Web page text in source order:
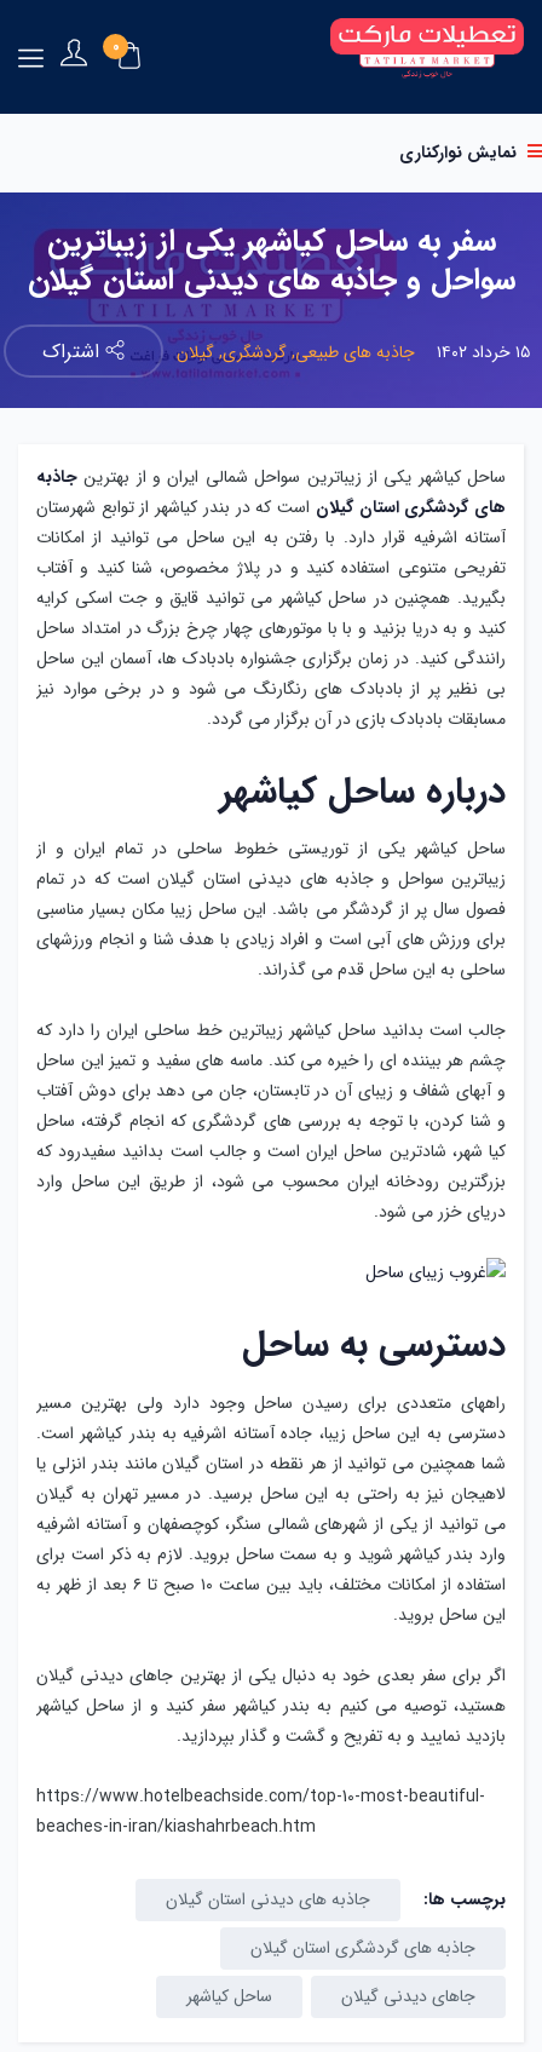
0
نمایش نوارکناری
سفر به ساحل کیاشهر یکی از زیباترین
سواحل و جاذبه های دیدنی استان گیلان
۱۵ خرداد ۱۴۰۲ جاذبه های طبیعی,گردشگری,گیلان اشتراک
ساحل کیاشهر یکی از زیباترین سواحل شمالی ایران و از بهترین جاذبه
های گردشگری استان گیلان است که در بندر کیاشهر از توابع شهرستان
آستانه اشرفیه قرار دارد. با رفتن به این ساحل می توانید از امکانات
تفریحی متنوعی استفاده کنید و در پلاژ مخصوص، شنا کنید و آفتاب
بگیرید. همچنین در ساحل کیاشهر می توانید قایق و جت اسکی کرایه
کنید و به دریا بزنید و با با موتورهای چهار چرخ بزرگ در امتداد ساحل
رانندگی کنید. در زمان برگزاری جشنواره بادبادک ها، آسمان این ساحل
بی نظیر پر از بادبادک های رنگارنگ می شود و در برخی موارد نیز
مسابقات بادبادک بازی در آن برگزار می گردد.
درباره ساحل کیاشهر
ساحل کیاشهر یکی از توریستی خطوط ساحلی در تمام ایران و از
زیباترین سواحل و جاذبه های دیدنی استان گیلان است که در تمام
فصول سال پر از گردشگر می باشد. این ساحل زیبا مکان بسیار مناسبی
برای ورزش های آبی است و افراد زیادی با هدف شنا و انجام ورزشهای
ساحلی به این ساحل قدم می گذراند.
جالب است بدانید ساحل کیاشهر زیباترین خط ساحلی ایران را دارد که
چشم هر بیننده ای را خیره می کند. ماسه های سفید و تمیز این ساحل
و آبهای شفاف و زیبای آن در تابستان، جان می دهد برای دوش آفتاب
و شنا کردن، با توجه به بررسی های گردشگری که انجام گرفته، ساحل
کیا شهر، شادترین ساحل ایران است و جالب است بدانید سفیدرود که
بزرگترین رودخانه ایران محسوب می شود، از طریق این ساحل وارد
دریای خزر می شود.
دسترسی به ساحل
راههای متعددی برای رسیدن ساحل وجود دارد ولی بهترین مسیر
دسترسی به این ساحل زیبا، جاده آستانه اشرفیه به بندر کیاشهر است.
شما همچنین می توانید از هر نقطه در استان گیلان مانند بندر انزلی یا
لاهیجان نیز به راحتی به این ساحل برسید. در مسیر تهران به گیلان
می توانید از یکی از شهرهای شمالی سنگر، کوچصفهان و آستانه اشرفیه
وارد بندر کیاشهر شوید و به سمت ساحل بروید. لازم به ذکر است برای
استفاده از امکانات مختلف، باید بین ساعت ۱۰ صبح تا ۶ بعد از ظهر به
این ساحل بروید.
اگر برای سفر بعدی خود به دنبال یکی از بهترین جاهای دیدنی گیلان
هستید، توصیه می کنیم به بندر کیاشهر سفر کنید و از ساحل کیاشهر
بازدید نمایید و به تفریح و گشت و گذار بپردازید.
https://www.hotelbeachside.com/top-10-most-beautiful-
beaches-in-iran/kiashahrbeach.htm
برچسب ها:
جاذبه های دیدنی استان گیلان
جاذبه های گردشگری استان گیلان
جاهای دیدنی گیلان
ساحل کیاشهر